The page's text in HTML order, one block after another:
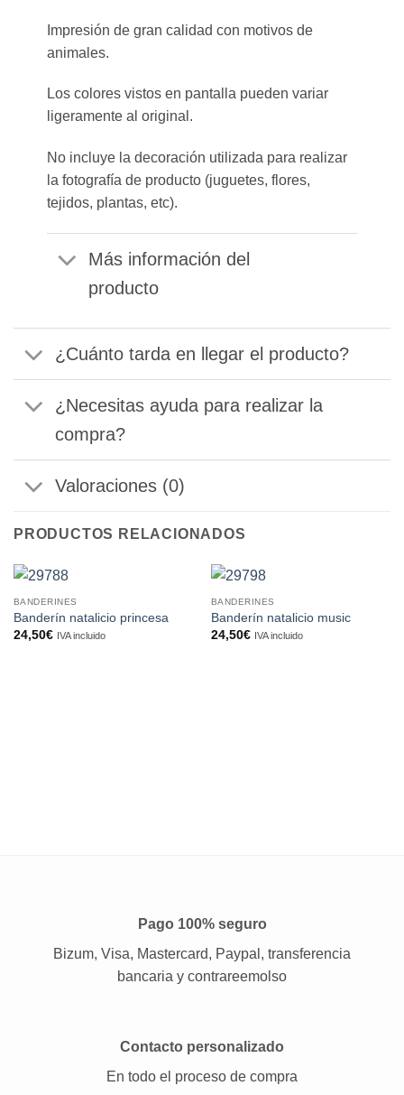
Impresión de gran calidad con motivos de
animales.
Los colores vistos en pantalla pueden variar
ligeramente al original.
No incluye la decoración utilizada para realizar
la fotografía de producto (juguetes, flores,
tejidos, plantas, etc).
Más información del
producto
¿Cuánto tarda en llegar el producto?
¿Necesitas ayuda para realizar la
compra?
Valoraciones (0)
PRODUCTOS RELACIONADOS
BANDERINES
Banderín natalicio princesa
24,50€ IVA incluido
BANDERINES
Banderín natalicio music
24,50€ IVA incluido
Pago 100% seguro
Bizum, Visa, Mastercard, Paypal, transferencia
bancaria y contrareemolso
Contacto personalizado
En todo el proceso de compra